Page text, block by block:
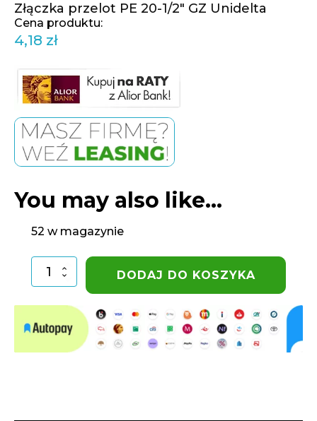
Złączka przelot PE 20-1/2" GZ Unidelta
4,18 zł
You may also like…
52 w magazynie
ilość
Złączka
przelot
20-
GZ
Unidelta
DODAJ DO KOSZYKA